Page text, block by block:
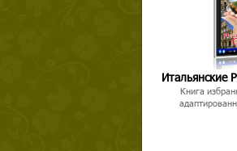
Итальянские
Книга